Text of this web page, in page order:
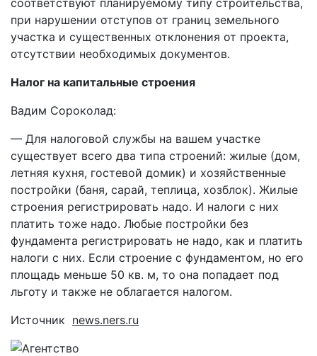
соответствуют планируемому типу строительства,
при нарушении отступов от границ земельного
участка и существенных отклонения от проекта,
отсутствии необходимых документов.
Налог на капитальные строения
Вадим Сороколад:
— Для налоговой службы на вашем участке
существует всего два типа строений: жилые (дом,
летняя кухня, гостевой домик) и хозяйственные
постройки (баня, сарай, теплица, хозблок). Жилые
строения регистрировать надо. И налоги с них
платить тоже надо. Любые постройки без
фундамента регистрировать не надо, как и платить
налоги с них. Если строение с фундаментом, но его
площадь меньше 50 кв. м, то она попадает под
льготу и также не облагается налогом.
Источник news.ners.ru